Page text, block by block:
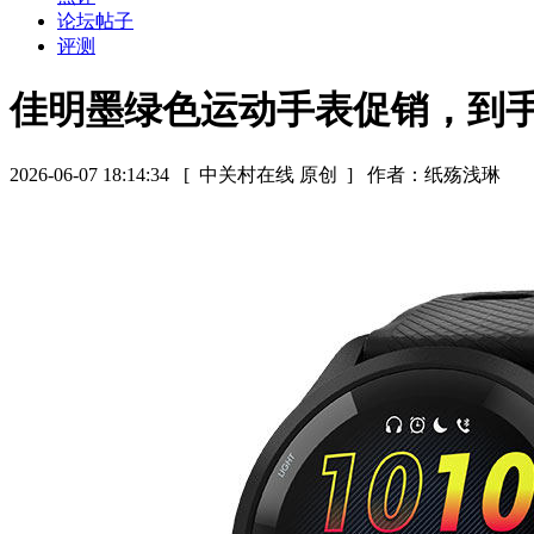
论坛帖子
评测
佳明墨绿色运动手表促销，到
2026-06-07 18:14:34 [ 中关村在线 原创 ] 作者：纸殇浅琳